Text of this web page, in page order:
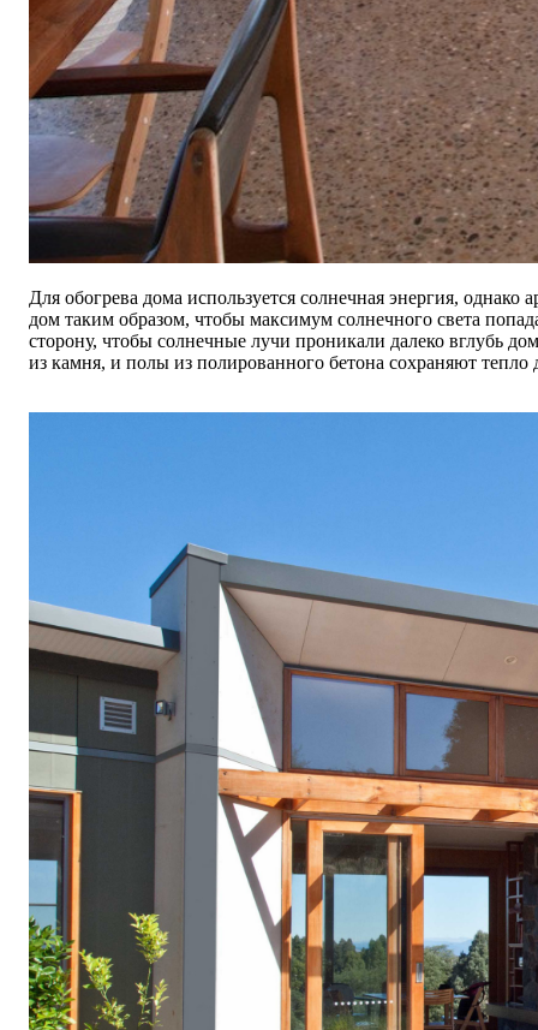
Для обогрева дома используется солнечная энергия,
дом таким образом, чтобы максимум солнечного света
сторону, чтобы солнечные лучи проникали далеко вглубь
из камня, и полы из полированного бетона сохраняют